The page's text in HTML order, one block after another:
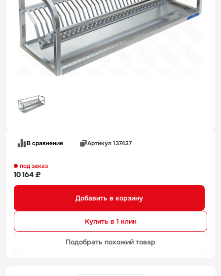
В сравнение Артикул 137427
под заказ
10 164 ₽
Добавить в корзину
Купить в 1 клик
Подобрать похожий товар